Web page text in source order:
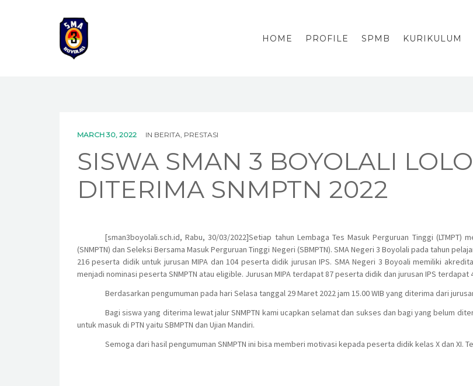
HOME PROFILE SPMB KURIKULUM
MARCH 30, 2022 IN BERITA, PRESTASI
SISWA SMAN 3 BOYOLALI
DITERIMA SNMPTN 2022
[sman3boyolali.sch.id, Rabu, 30/03/2022]Setiap tahun Lembaga Tes Masuk Perguruan Tinggi (LTMPT)
(SNMPTN) dan Seleksi Bersama Masuk Perguruan Tinggi Negeri (SBMPTN). SMA Negeri 3 Boyolali pada tahun
216 peserta didik untuk jurusan MIPA dan 104 peserta didik jurusan IPS. SMA Negeri 3 Boyoali memiliki
menjadi nominasi peserta SNMPTN atau eligible. Jurusan MIPA terdapat 87 peserta didik dan jurusan IPS
Berdasarkan pengumuman pada hari Selasa tanggal 29 Maret 2022 jam 15.00 WIB yang diterima dari
Bagi siswa yang diterima lewat jalur SNMPTN kami ucapkan selamat dan sukses dan bagi yang belum
untuk masuk di PTN yaitu SBMPTN dan Ujian Mandiri.
Semoga dari hasil pengumuman SNMPTN ini bisa memberi motivasi kepada peserta didik kelas X dan